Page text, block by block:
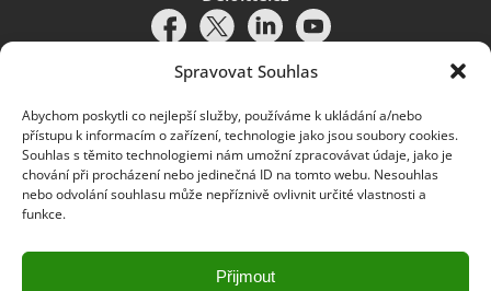
Spravovat Souhlas
Abychom poskytli co nejlepší služby, používáme k ukládání a/nebo
přístupu k informacím o zařízení, technologie jako jsou soubory cookies.
Souhlas s těmito technologiemi nám umožní zpracovávat údaje, jako je
chování při procházení nebo jedinečná ID na tomto webu. Nesouhlas
nebo odvolání souhlasu může nepříznivě ovlivnit určité vlastnosti a
funkce.
Přijmout
Pravidla používání|Ochrana osobních údajů|Soubory cookies |
Deloitte.cz
© 2026. Více informací najdete vPravidlech používání.
Deloitte označuje jednu či více společností globální sítě členských
a přidružené subjekty (souhrnně „organizace Deloitte“). Společnost DTTL
(rovněž označovaná jako „Deloitte Global“) a každá z jejích členských